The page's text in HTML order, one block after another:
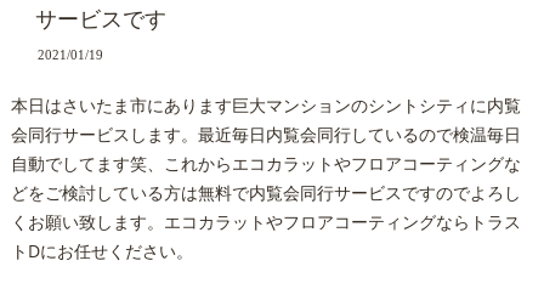
サービスです
2021/01/19
本日はさいたま市にあります巨大マンションのシントシティに内覧
会同行サービスします。最近毎日内覧会同行しているので検温毎日
自動でしてます笑、これからエコカラットやフロアコーティングな
どをご検討している方は無料で内覧会同行サービスですのでよろし
くお願い致します。エコカラットやフロアコーティングならトラス
トDにお任せください。